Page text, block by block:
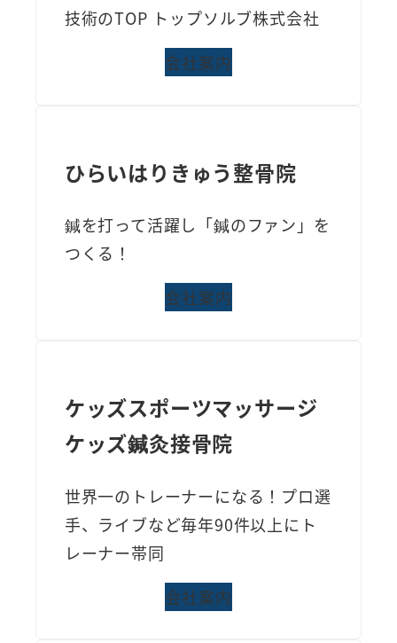
技術のTOP トップソルブ株式会社
会社案内
ひらいはりきゅう整骨院
鍼を打って活躍し「鍼のファン」を
つくる！
会社案内
ケッズスポーツマッサージ
ケッズ鍼灸接骨院
世界一のトレーナーになる！プロ選
手、ライブなど毎年90件以上にト
レーナー帯同
会社案内